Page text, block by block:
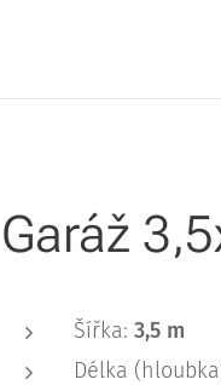
Garáž
Šířka:3,5 m
Délka